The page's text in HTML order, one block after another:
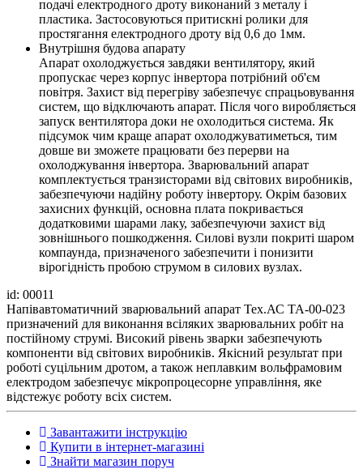
подачі електродного дроту виконаний з металу і
пластика. Застосовуються притискні ролики для
простягання електродного дроту від 0,6 до 1мм.
Внутрішня будова апарату
Апарат охолоджується завдяки вентилятору, який
пропускає через корпус інвертора потрібний об'єм
повітря. Захист від перегріву забезпечує спрацьовування
систем, що відключають апарат. Після чого виробляється
запуск вентилятора доки не охолодиться система. Як
підсумок чим краще апарат охолоджуватиметься, тим
довше ви зможете працювати без перерви на
охолоджування інвертора. Зварювальний апарат
комплектується транзисторами від світових виробників,
забезпечуючи надійну роботу інвертору. Окрім базових
захисних функцій, основна плата покривається
додатковими шарами лаку, забезпечуючи захист від
зовнішнього пошкодження. Силові вузли покриті шаром
компаунда, призначеного забезпечити і понизити
вірогідність пробою струмом в силових вузлах.
id: 00011
Напівавтоматичний зварювальний апарат Тех.АС ТА-00-023
призначений для виконання всіляких зварювальних робіт на
постійному струмі. Високий рівень зварки забезпечують
компоненти від світових виробників. Якісний результат при
роботі суцільним дротом, а також неплавким вольфрамовим
електродом забезпечує мікропроцесорне управління, яке
відстежує роботу всіх систем.
Завантажити інструкцію
Купити в інтернет-магазині
Знайти магазин поруч